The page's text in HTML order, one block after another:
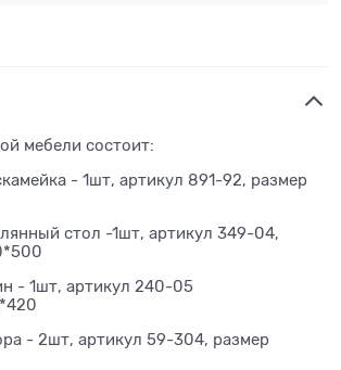
мебели состоит:
- 1шт, артикул 891-92, размер
стол -1шт, артикул 349-04,
- 1шт, артикул 240-05
- 2шт, артикул 59-304, размер